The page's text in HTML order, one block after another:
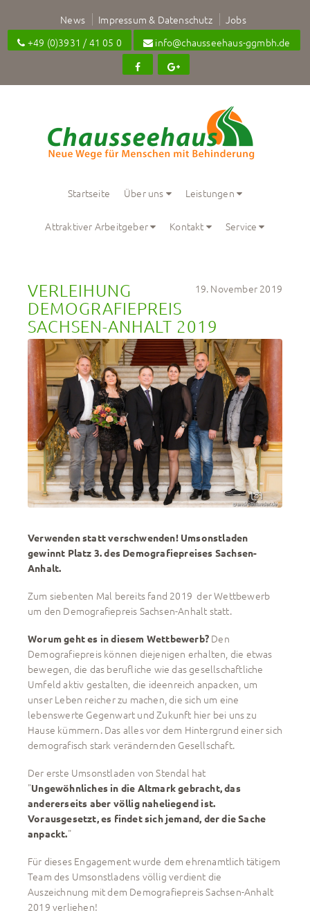
News Impressum & Datenschutz
Jobs
+49 (0)3931 / 41 05 0
info@chausseehaus-ggmbh.de
Startseite Über uns Leistungen
Attraktiver Arbeitgeber Kontakt Service
19. November 2019
VERLEIHUNG
DEMOGRAFIEPREIS
SACHSEN-ANHALT 2019
Verwenden statt verschwenden! Umsonstladen
gewinnt Platz 3. des Demografiepreises Sachsen-
Anhalt.
Zum siebenten Mal bereits fand 2019 der Wettbewerb
um den Demografiepreis Sachsen-Anhalt statt.
Worum geht es in diesem Wettbewerb? Den
Demografiepreis können diejenigen erhalten, die etwas
bewegen, die das berufliche wie das gesellschaftliche
Umfeld aktiv gestalten, die ideenreich anpacken, um
unser Leben reicher zu machen, die sich um eine
lebenswerte Gegenwart und Zukunft hier bei uns zu
Hause kümmern. Das alles vor dem Hintergrund einer sich
demografisch stark verändernden Gesellschaft.
Der erste Umsonstladen von Stendal hat
"Ungewöhnliches in die Altmark gebracht, das
andererseits aber völlig naheliegend ist.
Vorausgesetzt, es findet sich jemand, der die Sache
anpackt."
Für dieses Engagement wurde dem ehrenamtlich tätigem
Team des Umsonstladens völlig verdient die
Auszeichnung mit dem Demografiepreis Sachsen-Anhalt
2019 verliehen!